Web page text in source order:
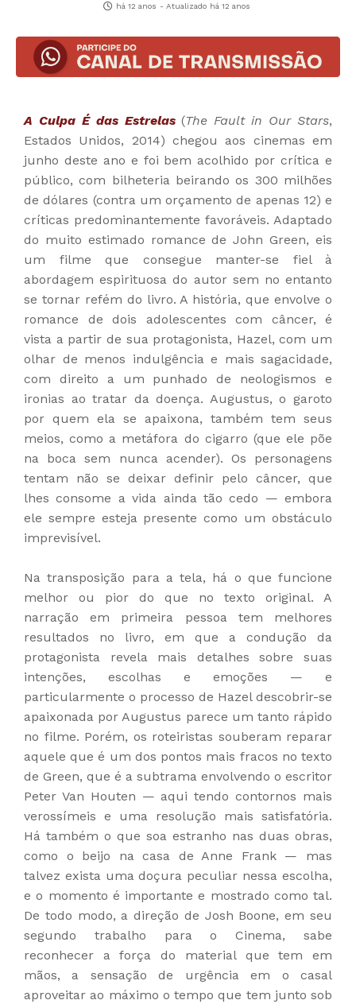
há 12 anos - Atualizado há 12 anos
A Culpa É das Estrelas(The Fault in Our Stars,
Estados Unidos, 2014) chegou aos cinemas em
junho deste ano e foi bem acolhido por crítica e
público, com bilheteria beirando os 300 milhões
de dólares (contra um orçamento de apenas 12) e
críticas predominantemente favoráveis. Adaptado
do muito estimado romance de John Green, eis
um filme que consegue manter-se fiel à
abordagem espirituosa do autor sem no entanto
se tornar refém do livro. A história, que envolve o
romance de dois adolescentes com câncer, é
vista a partir de sua protagonista, Hazel, com um
olhar de menos indulgência e mais sagacidade,
com direito a um punhado de neologismos e
ironias ao tratar da doença. Augustus, o garoto
por quem ela se apaixona, também tem seus
meios, como a metáfora do cigarro (que ele põe
na boca sem nunca acender). Os personagens
tentam não se deixar definir pelo câncer, que
lhes consome a vida ainda tão cedo — embora
ele sempre esteja presente como um obstáculo
imprevisível.
Na transposição para a tela, há o que funcione
melhor ou pior do que no texto original. A
narração em primeira pessoa tem melhores
resultados no livro, em que a condução da
protagonista revela mais detalhes sobre suas
intenções, escolhas e emoções — e
particularmente o processo de Hazel descobrir-se
apaixonada por Augustus parece um tanto rápido
no filme. Porém, os roteiristas souberam reparar
aquele que é um dos pontos mais fracos no texto
de Green, que é a subtrama envolvendo o escritor
Peter Van Houten — aqui tendo contornos mais
verossímeis e uma resolução mais satisfatória.
Há também o que soa estranho nas duas obras,
como o beijo na casa de Anne Frank — mas
talvez exista uma doçura peculiar nessa escolha,
e o momento é importante e mostrado como tal.
De todo modo, a direção de Josh Boone, em seu
segundo trabalho para o Cinema, sabe
reconhecer a força do material que tem em
mãos, a sensação de urgência em o casal
aproveitar ao máximo o tempo que tem junto sob